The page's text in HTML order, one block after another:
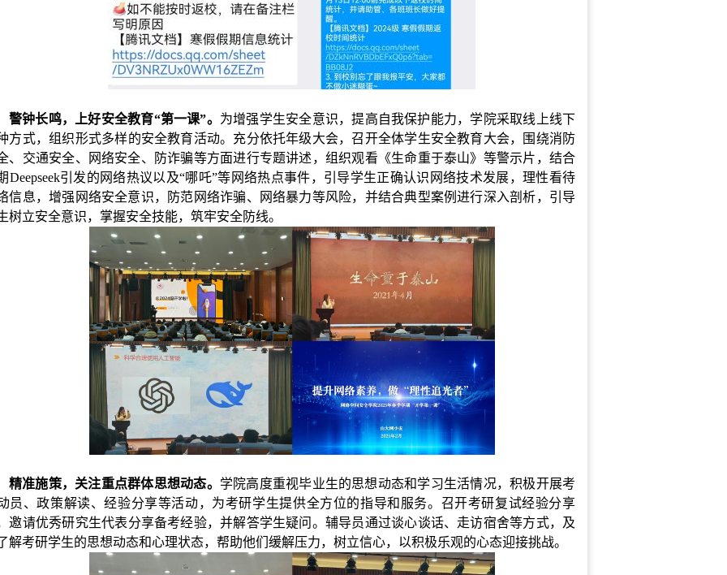
警钟长鸣，上好安全教育“第一课”。 为增强学生安全意识，提高自我保护能力，学院采取线上线下
方式，组织形式多样的安全教育活动。 充分依托年级大会，召开全体学生安全教育大会，围绕消防
、交通安全、网络安全、防诈骗等方面进行专题讲述 ， 组织观看《生命重于泰山》等警示片， 结合
Deepseek引发的网络热议以及“哪吒”等网络热点事件，引导学生正确认识网络技术发展，理性看待
信息，增强网络安全意识，防范网络诈骗、网络暴力等风险， 并结合典型案例进行深入剖析，引导
树立安全意识，掌握安全技能，筑牢安全防线。
精准施策，关注重点群体思想动态。 学院高度重视毕业生的思想动态和学习生活情况，积极开展考
员、政策解读、经验分享等活动，为考研学生提供全方位的指导和服务。召开考研复试经验分享
邀请优秀研究生代表分享备考经验，并解答学生疑问。辅导员通过谈心谈话、走访宿舍等方式，及
解考研学生的思想动态和心理状态，帮助他们缓解压力，树立信心，以积极乐观的心态迎接挑战。